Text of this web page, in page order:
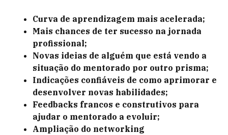
Curva de aprendizagem mais acelerada;
Mais chances de ter sucesso na jornada
profissional;
Novas ideias de alguém que está vendo a
situação do mentorado por outro prisma;
Indicações confiáveis de como aprimorar e
desenvolver novas habilidades;
Feedbacks francos e construtivos para
ajudar o mentorado a evoluir;
Ampliação do networking